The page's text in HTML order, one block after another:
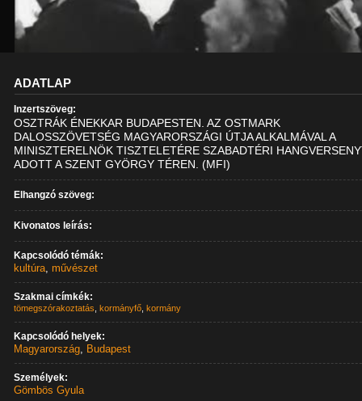
ADATLAP
Inzertszöveg:
OSZTRÁK ÉNEKKAR BUDAPESTEN. AZ OSTMARK
DALOSSZÖVETSÉG MAGYARORSZÁGI ÚTJA ALKALMÁVAL A
MINISZTERELNÖK TISZTELETÉRE SZABADTÉRI
ADOTT A SZENT GYÖRGY TÉREN. (MFI)
Elhangzó szöveg:
Kivonatos leírás:
Kapcsolódó témák:
kultúra,művészet
Szakmai címkék:
tömegszórakoztatás ,kormányfő ,kormány
Kapcsolódó helyek:
Magyarország, Budapest
Személyek:
Gömbös Gyula